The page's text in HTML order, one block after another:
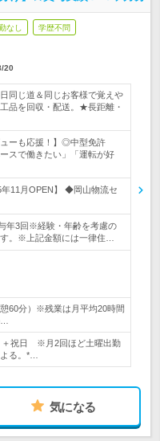
なし 学歴不問
20
同じ道＆同じお客様で覚えや
品を回収・配送。★長距離・
ューも応援！】◎中型免許
スで働きたい」「運転が好
年11月OPEN】 ◆岡山物流セ
年3回※経験・年齢を考慮の
す。※上記金額には一律住…
60分）※残業は月平均20時間
＋祝日 ※月2回ほど土曜出勤
る。*…
気になる